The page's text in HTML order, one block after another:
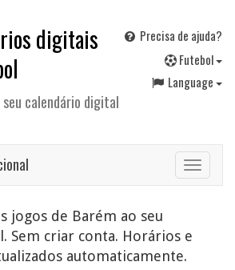
digitais
calendário digital
Precisa de ajuda?
Futebol
Language
Toggle
jogos de Barém ao seu
Sem criar conta. Horários e
automaticamente.